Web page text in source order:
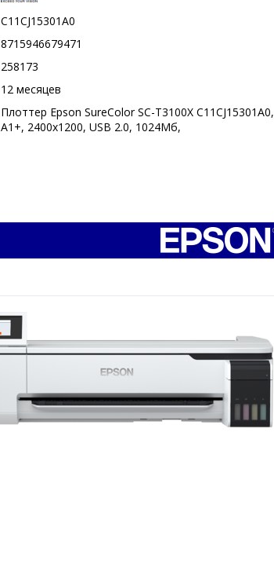
C11CJ15301A0
8715946679471
258173
12 месяцев
Плоттер Epson SureColor SC-T3100X C11CJ15301A0,
A1+, 2400x1200, USB 2.0, 1024Мб,